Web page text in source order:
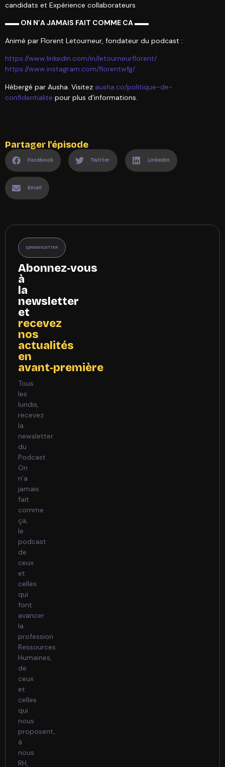
candidats et Expérience collaborateurs
▬▬ ON N’A JAMAIS FAIT COMME CA ▬▬
Animé par Florent Letourneur, fondateur du podcast :
https://www.linkedin.com/in/letourneurflorent/
https://www.instagram.com/florentwfg/
Hébergé par Ausha. Visitez ausha.co/politique-de-
confidentialite pour plus d’informations.
Partager l'épisode
Facebook Twitter LinkedIn
Email
NEWSLETTER
Abonnez‑vous
à
la
newsletter
et
recevez
nos
actualités
en
avant‑première
Tous
les
lundis,
recevez
la
newsletter
du
Podcast
On
n’a
jamais
fait
comme
ça,
le
podcast
de
ceux
et
celles
qui
font
avancer
la
profession
Ressources
Humaines,
de
ceux
et
celles
qui
nous
proposent,
à
nous
RH,